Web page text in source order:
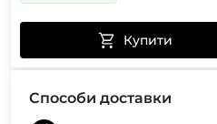
Купити
Способи доставки